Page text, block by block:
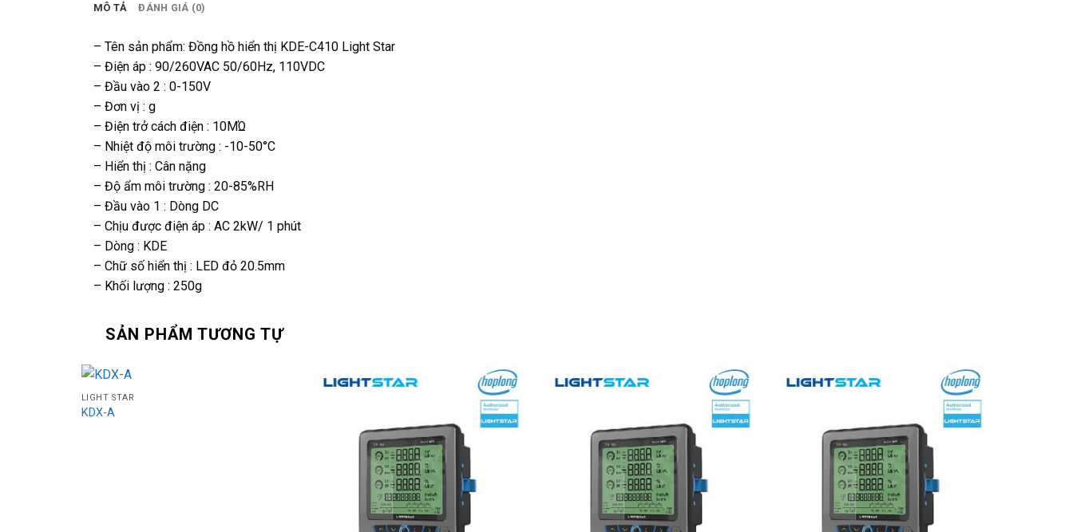
MÔ TẢ ĐÁNH GIÁ (0)
– Tên sản phẩm: Đồng hồ hiển thị KDE-C410 Light Star
– Điện áp : 90/260VAC 50/60Hz, 110VDC
– Đầu vào 2 : 0-150V
– Đơn vị : g
– Điện trở cách điện : 10MΏ
– Nhiệt độ môi trường : -10-50°C
– Hiển thị : Cân nặng
– Độ ẩm môi trường : 20-85%RH
– Đầu vào 1 : Dòng DC
– Chịu được điện áp : AC 2kW/ 1 phút
– Dòng : KDE
– Chữ số hiển thị : LED đỏ 20.5mm
– Khối lượng : 250g
SẢN PHẨM TƯƠNG TỰ
LIGHT STAR
KDX-A